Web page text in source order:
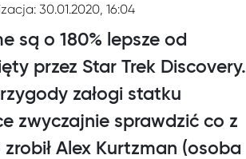
30.01.2020, 16:04
są o 180% lepsze od
przez Star Trek Discovery.
załogi statku
zwyczajnie sprawdzić co z
Alex Kurtzman (osoba